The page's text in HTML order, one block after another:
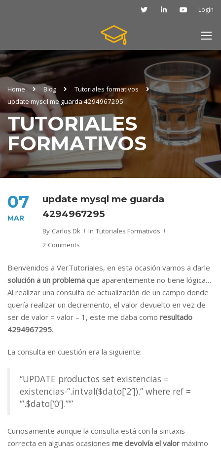
Login
Home Blog
Tutoriales formativos
update mysql me guarda 4294967295
TUTORIALES
FORMATIVOS
07
MAR
update mysql me guarda
4294967295
By Carlos Dk In Tutoriales Formativos
2 Comments
Bienvenidos a VerTutoriales, en esta ocasión vamos a darle
solución a un problema que aparentemente no tiene lógica…
Al realizar una consulta de actualización de un campo donde
quería realizar un decremento, el valor devuelto en vez de
ser de valor = valor – 1, este me daba como resultado
4294967295.
La consulta en cuestión era la siguiente:
“UPDATE productos set existencias =
existencias-“.intval($dato[‘2’]).” where ref =
‘”.$dato[‘0’].”‘”
Curiosamente aunque la consulta está con la sintaxis
correcta en algunas ocasiones me devolvía el valor máximo